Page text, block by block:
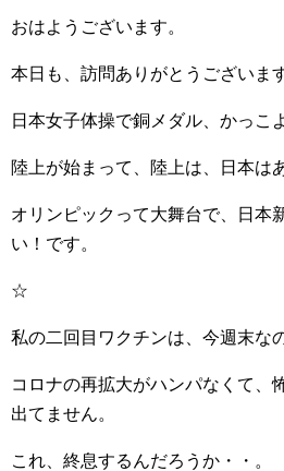
おはようございます。
本日も、訪問ありがとうございま
日本女子体操で銅メダル、かっこ
陸上が始まって、陸上は、日本は
オリンピックって大舞台で、日本
い！です。
☆
私の二回目ワクチンは、今週末な
コロナの再拡大がハンパなくて、
出てません。
これ、終息するんだろうか・・。